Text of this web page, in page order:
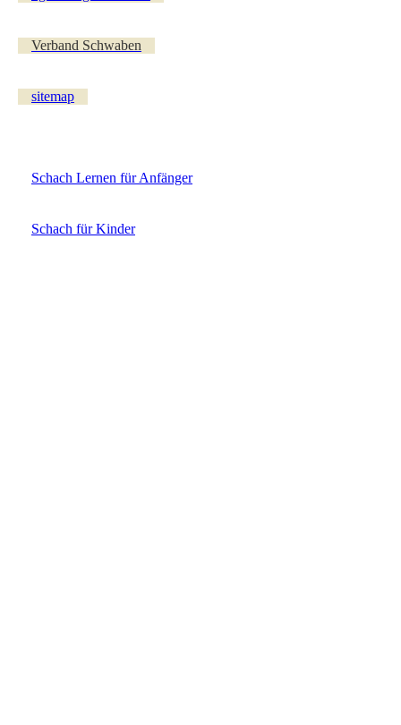
Verband Schwaben
sitemap
Schach Lernen für Anfänger
Schach für Kinder